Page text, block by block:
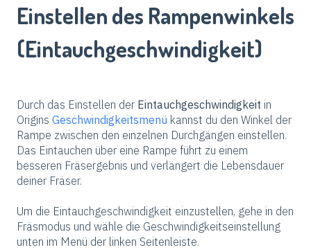
Einstellen des Rampenwinkels
(Eintauchgeschwindigkeit)
Durch das Einstellen der Eintauchgeschwindigkeit in
Origins Geschwindigkeitsmenü kannst du den Winkel der
Rampe zwischen den einzelnen Durchgängen einstellen.
Das Eintauchen über eine Rampe führt zu einem
besseren Fräsergebnis und verlängert die Lebensdauer
deiner Fräser.
Um die Eintauchgeschwindigkeit einzustellen, gehe in den
Fräsmodus und wähle die Geschwindigkeitseinstellung
unten im Menü der linken Seitenleiste.